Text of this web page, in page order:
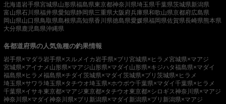
北海道岩手県宮城県山形県福島県東京都神奈川県埼玉県千葉県茨城県新潟県
富山県石川県福井県愛知県静岡県三重県大阪府兵庫県和歌山県京都府広島県
岡山県山口県鳥取県島根県高知県香川県徳島県愛媛県福岡県佐賀県長崎県熊本県
大分県 鹿児島県沖縄県
各都道府県の人気魚種の釣果情報
岩手県×マダラ 岩手県×スルメイカ 岩手県×ブリ 宮城県×ヒラメ宮城県×マアジ
宮城県×アイナメ 山形県×マアジ山形県×マダイ 山形県×キジハタ福島県×マダイ
福島県×ヒラメ福島県×チダイ茨城県×マダイ茨城県×ブリ 茨城県×ヒラメ
埼玉県×サワラ埼玉県×タチウオ埼玉県×ホウボウ千葉県×マダイ千葉県×ヒラメ
千葉県×イサキ東京都×マアジ東京都×タチウオ東京都×シロギス神奈川県×マアジ
神奈川県×マダイ神奈川県×ブリ 新潟県×マダイ 新潟県×ブリ 新潟県×マアジ